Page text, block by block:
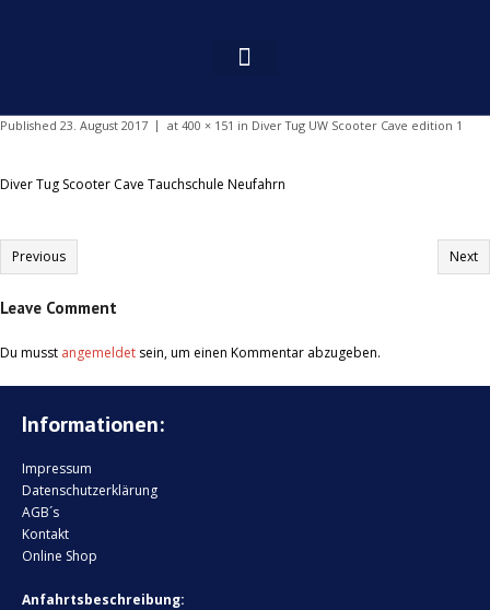
Published 23. August 2017 at 400 × 151 in Diver Tug UW Scooter Cave edition 1
Diver Tug Scooter Cave Tauchschule Neufahrn
Previous Next
Leave Comment
Du musst angemeldet sein, um einen Kommentar abzugeben.
Informationen:
Impressum
Datenschutzerklärung
AGB´s
Kontakt
Online Shop
Anfahrtsbeschreibung: